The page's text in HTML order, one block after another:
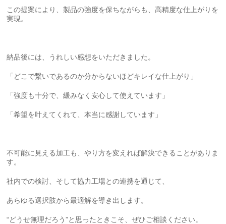
この提案により、製品の強度を保ちながらも、高精度な仕上がりを
実現。
納品後には、うれしい感想をいただきました。
「どこで繋いであるのか分からないほどキレイな仕上がり」
「強度も十分で、緩みなく安心して使えています」
「希望を叶えてくれて、本当に感謝しています」
不可能に見える加工も、やり方を変えれば解決できることがありま
す。
社内での検討、そして協力工場との連携を通じて、
あらゆる選択肢から最適解を導き出します。
“どうせ無理だろう”と思ったときこそ、ぜひご相談ください。